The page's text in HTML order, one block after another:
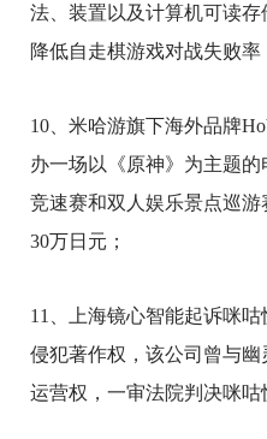
法、装置以及计算机可读
降低自走棋游戏对战失败率
10、米哈游旗下海外品牌
办一场以《原神》为主题
竞速赛和双人娱乐景点巡
30万日元；
11、上海镜心智能起诉咪咕
侵犯著作权，该公司曾与
运营权，一审法院判决咪咕